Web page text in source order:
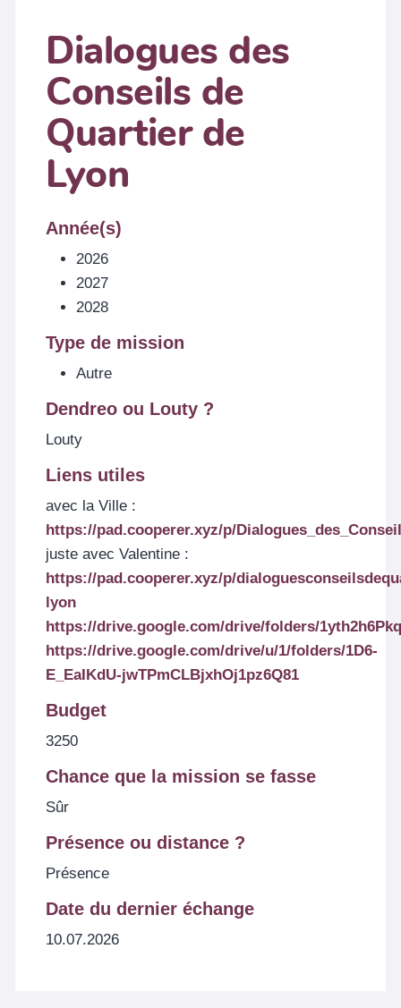
Dialogues des
Conseils de
Quartier de
Lyon
Année(s)
2026
2027
2028
Type de mission
Autre
Dendreo ou Louty ?
Louty
Liens utiles
avec la Ville :
https://pad.cooperer.xyz/p/
juste avec Valentine :
https://pad.cooperer.xyz/p/
lyon
https://drive.google.com/drive/folders/
https://drive.google.com/drive/u/1/folders/1D6-
E_EaIKdU-jwTPmCLBjxhOj1pz6Q81
Budget
3250
Chance que la mission se fasse
Sûr
Présence ou distance ?
Présence
Date du dernier échange
10.07.2026